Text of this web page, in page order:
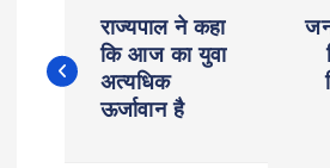
o
राज्यपाल ने कहा
कि आज का युवा
अत्यधिक
ऊर्जावान है